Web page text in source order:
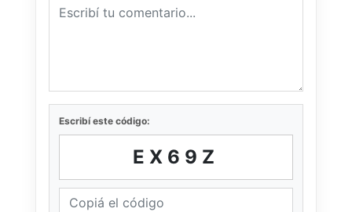
Escribí este código:
EX69Z